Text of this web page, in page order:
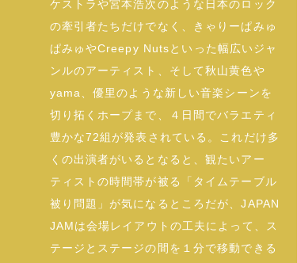
ケストラや宮本浩次のような日本のロック
の牽引者たちだけでなく、きゃりーぱみゅ
ぱみゅやCreepy Nutsといった幅広いジャ
ンルのアーティスト、そして秋山黄色や
yama、優里のような新しい音楽シーンを
切り拓くホープまで、４日間でバラエティ
豊かな72組が発表されている。これだけ多
くの出演者がいるとなると、観たいアー
ティストの時間帯が被る「タイムテーブル
被り問題」が気になるところだが、JAPAN
JAMは会場レイアウトの工夫によって、ス
テージとステージの間を１分で移動できる